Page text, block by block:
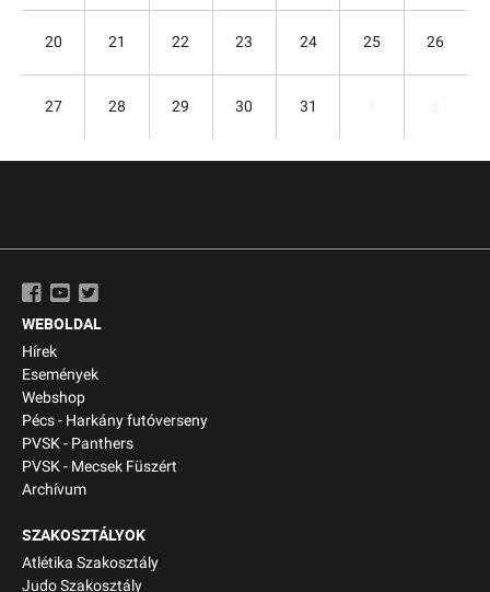
20 21 22 23 24 25 26
27 28 29 30 31
WEBOLDAL
Hírek
Események
Webshop
Pécs - Harkány futóverseny
PVSK - Panthers
PVSK - Mecsek Füszért
Archívum
SZAKOSZTÁLYOK
Atlétika Szakosztály
Judo Szakosztály